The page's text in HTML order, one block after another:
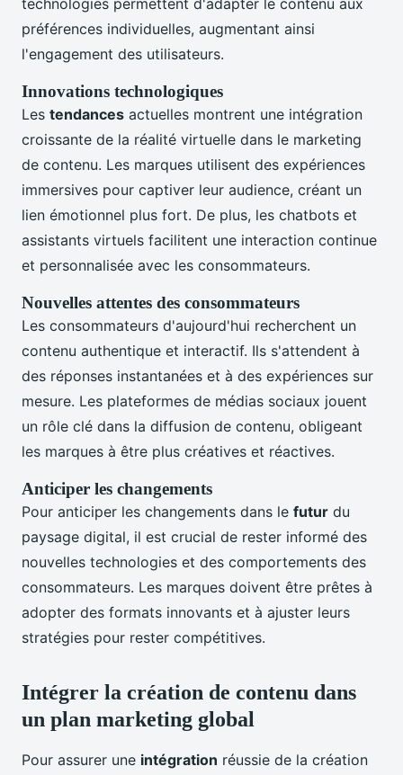
technologies permettent d'adapter le contenu aux
préférences individuelles, augmentant ainsi
l'engagement des utilisateurs.
Innovations technologiques
Les tendances actuelles montrent une intégration
croissante de la réalité virtuelle dans le marketing
de contenu. Les marques utilisent des expériences
immersives pour captiver leur audience, créant un
lien émotionnel plus fort. De plus, les chatbots et
assistants virtuels facilitent une interaction continue
et personnalisée avec les consommateurs.
Nouvelles attentes des consommateurs
Les consommateurs d'aujourd'hui recherchent un
contenu authentique et interactif. Ils s'attendent à
des réponses instantanées et à des expériences sur
mesure. Les plateformes de médias sociaux jouent
un rôle clé dans la diffusion de contenu, obligeant
les marques à être plus créatives et réactives.
Anticiper les changements
Pour anticiper les changements dans le futur du
paysage digital, il est crucial de rester informé des
nouvelles technologies et des comportements des
consommateurs. Les marques doivent être prêtes à
adopter des formats innovants et à ajuster leurs
stratégies pour rester compétitives.
Intégrer la création de contenu dans
un plan marketing global
Pour assurer une intégration réussie de la création